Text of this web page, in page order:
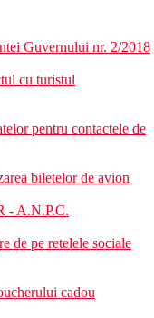
Guvernului nr. 2/2018
cu turistul
pentru contactele de
biletelor de avion
- A.N.P.C.
de pe retelele sociale
cadou